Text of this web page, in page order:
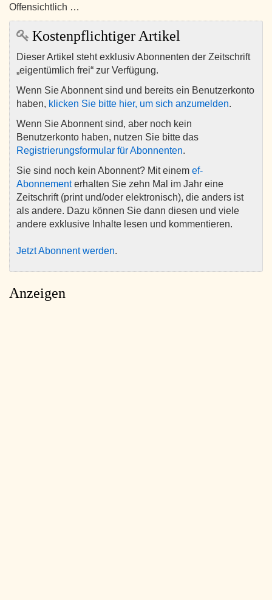
Offensichtlich …
Kostenpflichtiger Artikel
Dieser Artikel steht exklusiv Abonnenten der Zeitschrift
„eigentümlich frei“ zur Verfügung.
Wenn Sie Abonnent sind und bereits ein Benutzerkonto
haben, klicken Sie bitte hier, um sich anzumelden.
Wenn Sie Abonnent sind, aber noch kein
Benutzerkonto haben, nutzen Sie bitte das
Registrierungsformular für Abonnenten.
Sie sind noch kein Abonnent? Mit einem ef-
Abonnementerhalten Sie zehn Mal im Jahr eine
Zeitschrift (print und/oder elektronisch), die anders ist
als andere. Dazu können Sie dann diesen und viele
andere exklusive Inhalte lesen und kommentieren.
Jetzt Abonnent werden.
Anzeigen